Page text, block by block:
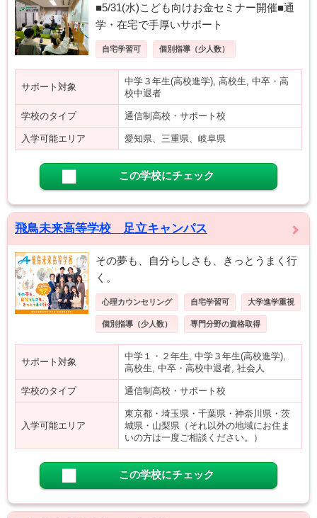
■5/31(水)こども向けお金セミナー開催■通
学・在宅で手厚いサポート
自宅学習可 個別指導（少人数）
サポート対象
中学３年生(高校進学), 高校生, 中卒・高
校中退者
学校のタイプ 通信制高校・サポート校
入学可能エリア 愛知県、三重県、岐阜県
この学校にチェック
飛鳥未来高等学校 足立キャンパス
その夢も、自分らしさも、きっとうまく行
く。
心理カウンセリング 自宅学習可 大学進学重視
個別指導（少人数） 専門分野の資格取得
サポート対象
中学１・２年生, 中学３年生(高校進学),
高校生, 中卒・高校中退者, 社会人
学校のタイプ 通信制高校・サポート校
入学可能エリア
東京都・埼玉県・千葉県・神奈川県・茨
城県・山梨県（それ以外の地域にお住ま
いの方は一度ご相談ください。）
この学校にチェック